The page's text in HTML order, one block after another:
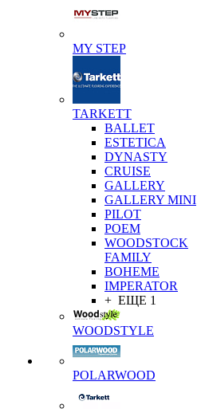
MY STEP
TARKETT
BALLET
ESTETICA
DYNASTY
CRUISE
GALLERY
GALLERY MINI
PILOT
POEM
WOODSTOCK
FAMILY
BOHEME
IMPERATOR
+ ЕЩЕ 1
WOODSTYLE
POLARWOOD